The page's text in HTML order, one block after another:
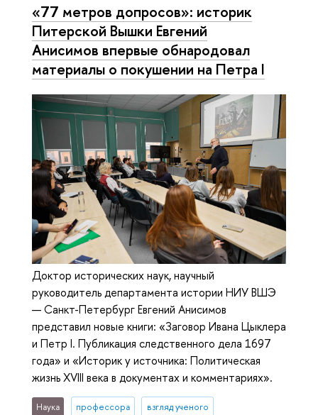
«77 метров допросов»: историк
Питерской Вышки Евгений
Анисимов впервые обнародовал
материалы о покушении на Петра I
Доктор исторических наук, научный
руководитель департамента истории НИУ ВШЭ
— Санкт-Петербург Евгений Анисимов
представил новые книги: «Заговор Ивана Цыклера
и Петр I. Публикация следственного дела 1697
года» и «Историк у источника: Политическая
жизнь XVIII века в документах и комментариях».
Наука профессора взгляд ученого